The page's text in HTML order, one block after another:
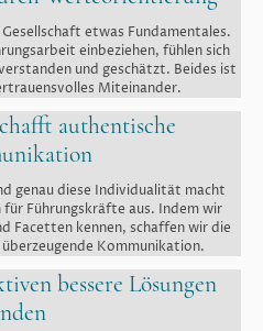
etwas Fundamentales.
einbeziehen, fühlen sich
und geschätzt. Beides ist
Miteinander.
authentische
genau diese Individualität macht
Führungskräfte aus. Indem wir
Facetten kennen, schaffen wir die
Kommunikation.
bessere Lösungen